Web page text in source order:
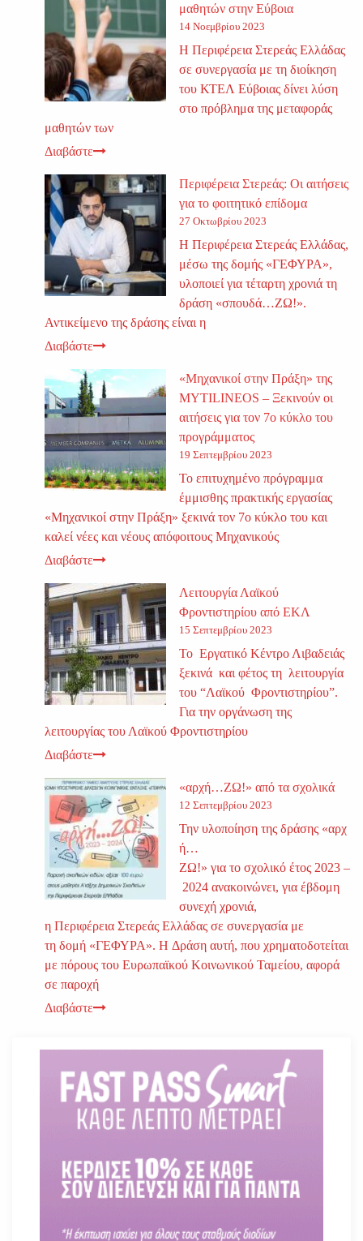
μαθητών στην Εύβοια
14 Νοεμβρίου 2023
Η Περιφέρεια Στερεάς Ελλάδας
σε συνεργασία με τη διοίκηση
του ΚΤΕΛ Εύβοιας δίνει λύση
στο πρόβλημα της μεταφοράς
μαθητών των
Διαβάστε
Περιφέρεια Στερεάς: Οι αιτήσεις
για το φοιτητικό επίδομα
27 Οκτωβρίου 2023
Η Περιφέρεια Στερεάς Ελλάδας,
μέσω της δομής «ΓΕΦΥΡΑ»,
υλοποιεί για τέταρτη χρονιά τη
δράση «σπουδά…ΖΩ!».
Αντικείμενο της δράσης είναι η
Διαβάστε
«Μηχανικοί στην Πράξη» της
MYTILINEOS – Ξεκινούν οι
αιτήσεις για τον 7ο κύκλο του
προγράμματος
19 Σεπτεμβρίου 2023
Το επιτυχημένο πρόγραμμα
έμμισθης πρακτικής εργασίας
«Μηχανικοί στην Πράξη» ξεκινά τον 7ο κύκλο του και
καλεί νέες και νέους απόφοιτους Μηχανικούς
Διαβάστε
Λειτουργία Λαϊκού
Φροντιστηρίου από ΕΚΛ
15 Σεπτεμβρίου 2023
Το Εργατικό Κέντρο Λιβαδειάς
ξεκινά και φέτος τη λειτουργία
του “Λαϊκού Φροντιστηρίου”.
Για την οργάνωση της
λειτουργίας του Λαϊκού Φροντιστηρίου
Διαβάστε
«αρχή…ΖΩ!» από τα σχολικά
12 Σεπτεμβρίου 2023
Την υλοποίηση της δράσης «αρχ
ή…
ΖΩ!» για το σχολικό έτος 2023 –
2024 ανακοινώνει, για έβδομη
συνεχή χρονιά,
η Περιφέρεια Στερεάς Ελλάδας σε συνεργασία με
τη δομή «ΓΕΦΥΡΑ». H Δράση αυτή, που χρηματοδοτείται
με πόρους του Ευρωπαϊκού Κοινωνικού Ταμείου, αφορά
σε παροχή
Διαβάστε